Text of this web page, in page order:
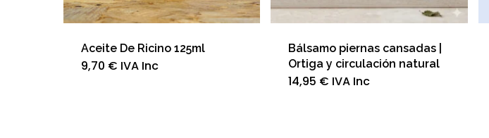
Aceite De Ricino 125ml
9,70 € IVA Inc
Bálsamo piernas cansadas |
Ortiga y circulación natural
14,95 € IVA Inc